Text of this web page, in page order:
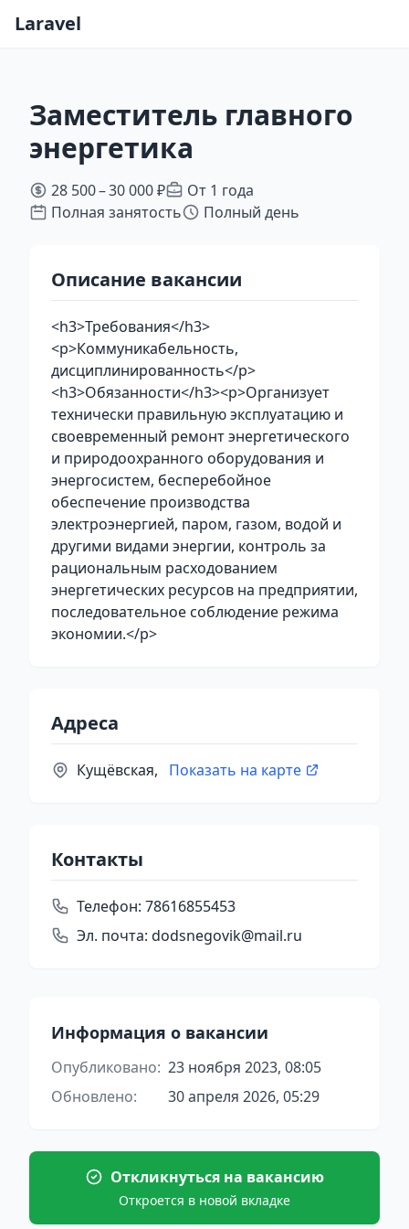
Laravel
Заместитель главного
энергетика
28 500 – 30 000 ₽
От 1 года
Полная занятость
Полный день
Описание вакансии
<h3>Требования</h3>
<p>Коммуникабельность,
дисциплинированность</p>
<h3>Обязанности</h3><p>Организует
технически правильную эксплуатацию и
своевременный ремонт энергетического
и природоохранного оборудования и
энергосистем, бесперебойное
обеспечение производства
электроэнергией, паром, газом, водой и
другими видами энергии, контроль за
рациональным расходованием
энергетических ресурсов на предприятии,
последовательное соблюдение режима
экономии.</p>
Адреса
Кущёвская, Показать на карте
Контакты
Телефон: 78616855453
Эл. почта: dodsnegovik@mail.ru
Информация о вакансии
Опубликовано: 23 ноября 2023, 08:05
Обновлено:
30 апреля 2026, 05:29
Откликнуться на вакансию
Откроется в новой вкладке